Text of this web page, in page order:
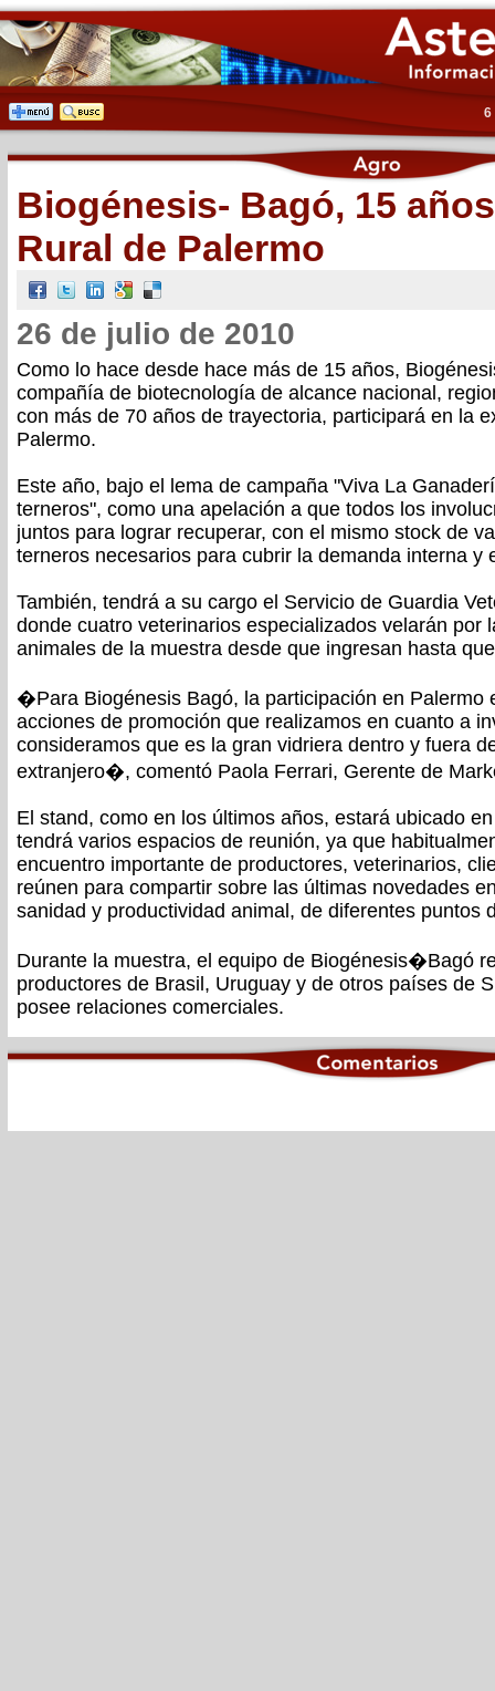
6
Biogénesis- Bagó, 15
Rural de Palermo
26 de julio de 2010
Como lo hace desde hace más de 15 años,
compañía de biotecnología de alcance nacional,
con más de 70 años de trayectoria, participará en la
Palermo.
Este año, bajo el lema de campaña "Viva La
terneros", como una apelación a que todos los
juntos para lograr recuperar, con el mismo stock de
terneros necesarios para cubrir la demanda interna y
También, tendrá a su cargo el Servicio de Guardia
donde cuatro veterinarios especializados velarán por
animales de la muestra desde que ingresan hasta
�Para Biogénesis Bagó, la participación en Palermo
acciones de promoción que realizamos en cuanto a
consideramos que es la gran vidriera dentro y fuera
extranjero�, comentó Paola Ferrari, Gerente de
El stand, como en los últimos años, estará ubicado
tendrá varios espacios de reunión, ya que
encuentro importante de productores, veterinarios,
reúnen para compartir sobre las últimas novedades
sanidad y productividad animal, de diferentes puntos
Durante la muestra, el equipo de Biogénesis�Bagó
productores de Brasil, Uruguay y de otros países de
posee relaciones comerciales.